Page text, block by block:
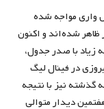
واری مواجه شده
ظاهر شده‌اند و اکنون
زیاد با صدر جدول،
در فینال لیگ
گذشته نیز با نتیجه
دیدار متوالی